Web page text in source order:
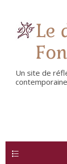
Le
Un site de
contemporaine